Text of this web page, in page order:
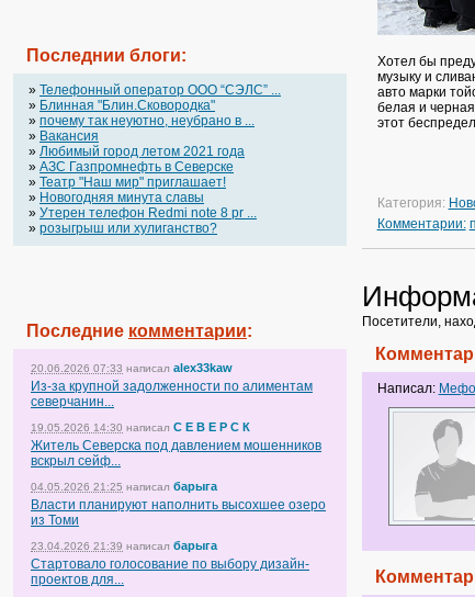
Последнии блоги:
» Телефонный оператор OOO “СЭЛС” ...
» Блинная "Блин.Сковородка"
» почему так неуютно, неубрано в ...
» Вакансия
» Любимый город летом 2021 года
» АЗС Газпромнефть в Северске
» Театр "Наш мир" приглашает!
» Новогодняя минута славы
» Утерен телефон Redmi note 8 pr ...
» розыгрыш или хулиганство?
Последние комментарии:
20.06.2026 07:33 написал alex33kaw
Из-за крупной задолженности по алиментам
северчанин...
19.05.2026 14:30 написал С Е В Е Р С К
Житель Северска под давлением мошенников
вскрыл сейф...
04.05.2026 21:25 написал барыга
Власти планируют наполнить высохшее озеро
из Томи
23.04.2026 21:39 написал барыга
Стартовало голосование по выбору дизайн-
проектов для...
Хотел бы
музыку и
авто марки
белая и
этот
Категория:
Комментарии:
Посетители,
Написал: